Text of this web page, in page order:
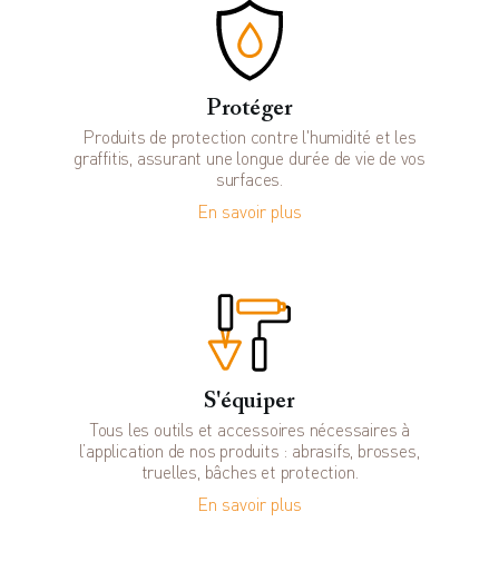
Protéger
Produits de protection contre l'humidité et les
graffitis, assurant une longue durée de vie de vos
surfaces.
En savoir plus
S'équiper
Tous les outils et accessoires nécessaires à
l’application de nos produits : abrasifs, brosses,
truelles, bâches et protection.
En savoir plus